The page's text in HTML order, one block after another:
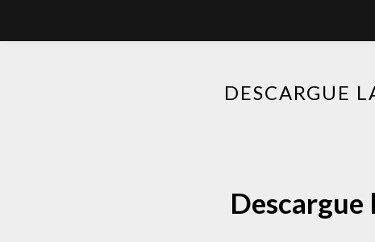
DESCARGUE